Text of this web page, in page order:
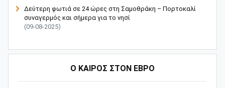
Δεύτερη φωτιά σε 24 ώρες στη Σαμοθράκη – Πορτοκαλί
συναγερμός και σήμερα για το νησί
(09-08-2025)
Ο ΚΑΙΡΟΣ ΣΤΟΝ ΕΒΡΟ